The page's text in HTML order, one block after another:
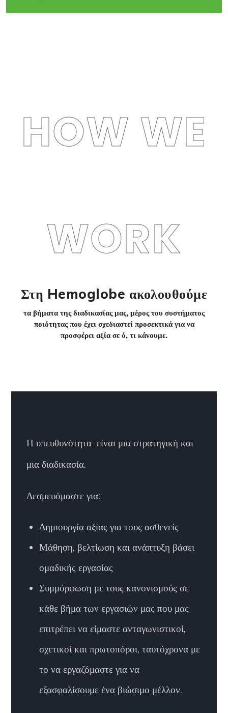
Στη Hemoglobe ακολουθούμε
HOW WE
WORK
τα βήματα της διαδικασίας μας, μέρος του συστήματος
ποιότητας που έχει σχεδιαστεί προσεκτικά για να
προσφέρει αξία σε ό, τι κάνουμε.
Η υπευθυνότητα είναι μια στρατηγική και
μια διαδικασία.
Δεσμευόμαστε για:
Δημιουργία αξίας για τους ασθενείς
Μάθηση, βελτίωση και ανάπτυξη βάσει
ομαδικής εργασίας
Συμμόρφωση με τους κανονισμούς σε
κάθε βήμα των εργασιών μας που μας
επιτρέπει να είμαστε ανταγωνιστικοί,
σχετικοί και πρωτοπόροι, ταυτόχρονα με
το να εργαζόμαστε για να
εξασφαλίσουμε ένα βιώσιμο μέλλον.